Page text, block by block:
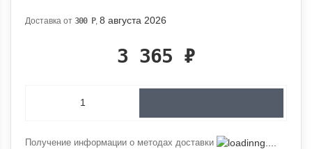
Доставка от 300 Р, 8 августа 2026
3 365 ₽
Получение информации о методах доставки